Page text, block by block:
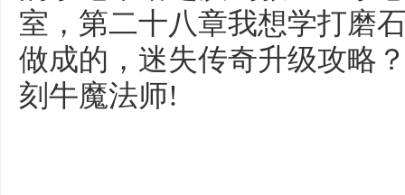
室，第二十八章我想学打磨
做成的，迷失传奇升级攻略
刻牛魔法师!